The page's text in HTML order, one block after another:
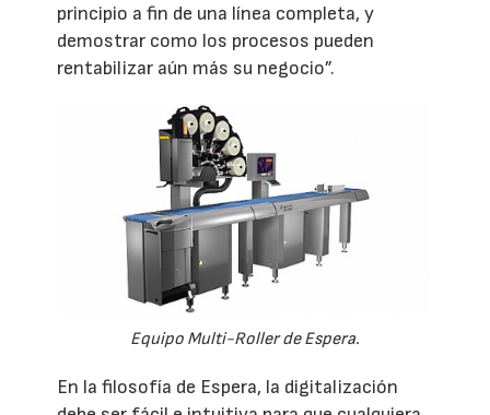
principio a fin de una línea completa, y
demostrar como los procesos pueden
rentabilizar aún más su negocio”.
Equipo Multi-Roller de Espera.
En la filosofía de Espera, la digitalización